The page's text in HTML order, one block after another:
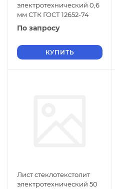
электротехнический 0,6
мм СТК ГОСТ 12652-74
По запросу
КУПИТЬ
Лист стеклотекстолит
электротехнический 50